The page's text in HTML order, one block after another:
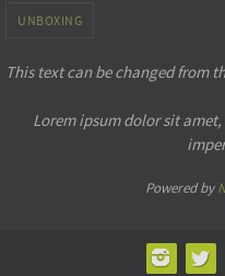
UNBOXING
This text can be changed from
Lorem ipsumdolor sit amet,
Powered by